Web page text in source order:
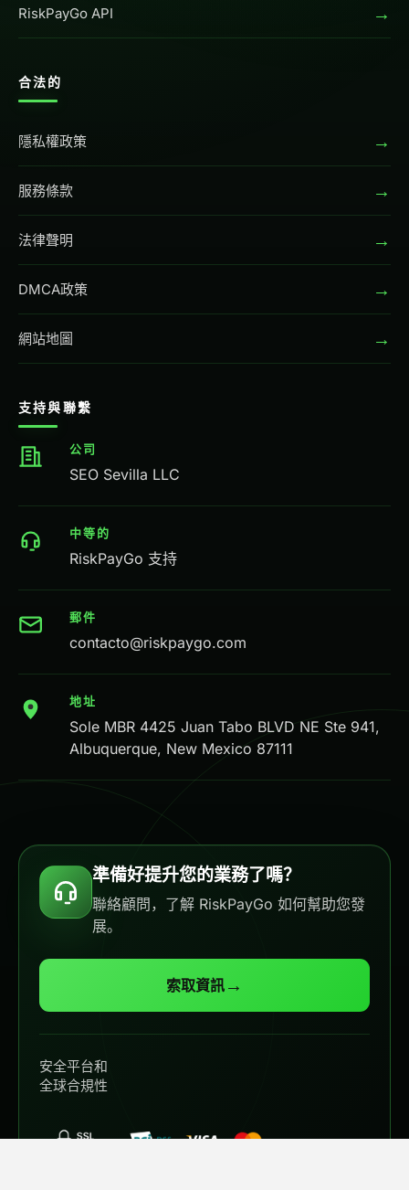
RiskPayGo API →
合法的
隱私權政策 →
服務條款 →
法律聲明 →
DMCA政策 →
網站地圖 →
支持與聯繫
公司
SEO Sevilla LLC
中等的
RiskPayGo 支持
郵件
contacto@riskpaygo.com
地址
Sole MBR 4425 Juan Tabo BLVD NE Ste 941,
Albuquerque, New Mexico 87111
準備好提升您的業務了嗎？
聯絡顧問，了解 RiskPayGo 如何幫助您發
展。
索取資訊 →
安全平台和
全球合規性